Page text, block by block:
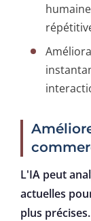
L'IA peut
actuelles
plus précises.